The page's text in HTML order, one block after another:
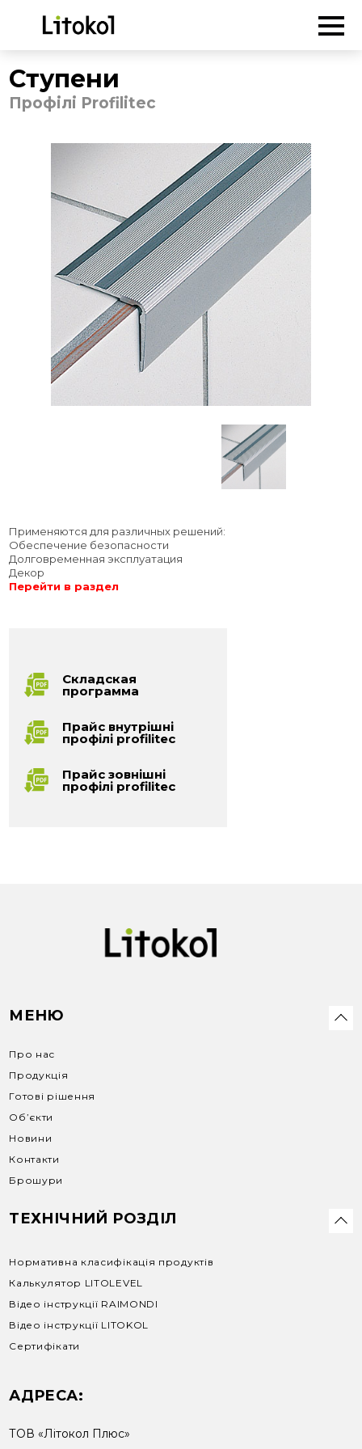
ГОЛОВНА -Продукція
Ступени
Профілі Profilitec
Применяются для различных решений:
Обеспечение безопасности
Долговременная эксплуатация
Декор
Перейти в раздел
Складская
программа
Прайс внутрішні
профілі profilitec
Прайс зовнішні
профілі profilitec
МЕНЮ
Про нас
Продукція
Готові рішення
Об’єкти
Новини
Контакти
Брошури
ТЕХНІЧНИЙ РОЗДІЛ
Нормативна класифікація продуктів
Калькулятор LITOLEVEL
Відео інструкції RAIMONDI
Відео інструкції LITOKOL
Сертифікати
АДРЕСА:
ТОВ «Літокол Плюс»